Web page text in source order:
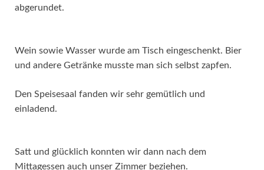
abgerundet.
Wein sowie Wasser wurde am Tisch eingeschenkt. Bier
und andere Getränke musste man sich selbst zapfen.
Den Speisesaal fanden wir sehr gemütlich und
einladend.
Satt und glücklich konnten wir dann nach dem
Mittagessen auch unser Zimmer beziehen.